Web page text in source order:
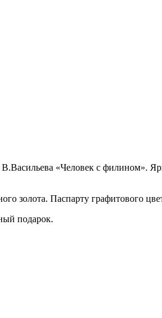
«Человек с филином».
золота. Паспарту графитового
подарок.